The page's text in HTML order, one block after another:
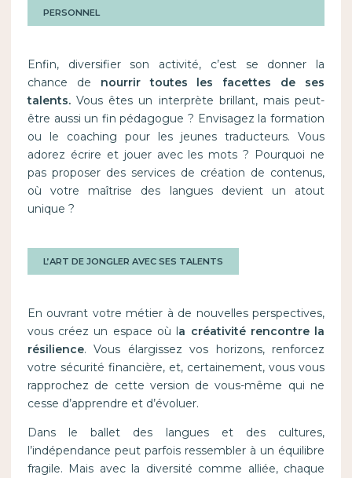
PERSONNEL
Enfin, diversifier son activité, c’est se donner la
chance de nourrir toutes les facettes de ses
talents.Vous êtes un interprète brillant, mais peut-
être aussi un fin pédagogue ? Envisagez la formation
ou le coaching pour les jeunes traducteurs. Vous
adorez écrire et jouer avec les mots ? Pourquoi ne
pas proposer des services de création de contenus,
où votre maîtrise des langues devient un atout
unique ?
L’ART DE JONGLER AVEC SES TALENTS
En ouvrant votre métier à de nouvelles perspectives,
vous créez un espace où la créativité rencontre la
résilience. Vous élargissez vos horizons, renforcez
votre sécurité financière, et, certainement, vous vous
rapprochez de cette version de vous-même qui ne
cesse d’apprendre et d’évoluer.
Dans le ballet des langues et des cultures,
l’indépendance peut parfois ressembler à un équilibre
fragile. Mais avec la diversité comme alliée, chaque